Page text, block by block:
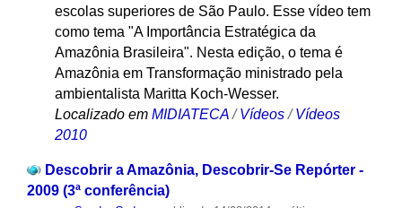
escolas superiores de São Paulo. Esse vídeo tem
como tema "A Importância Estratégica da
Amazônia Brasileira". Nesta edição, o tema é
Amazônia em Transformação ministrado pela
ambientalista Maritta Koch-Wesser.
Localizado em MIDIATECA /Vídeos /Vídeos
2010
Descobrir a Amazônia, Descobrir-Se Repórter -
2009 (3ª conferência)